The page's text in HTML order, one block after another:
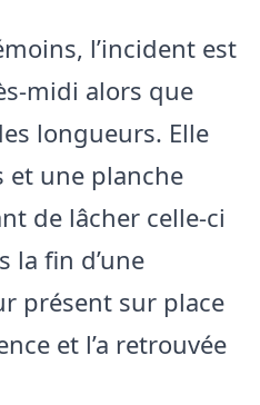
l’incident est
alors que
longueurs. Elle
et une planche
de lâcher celle-ci
la fin d’une
présent sur place
et l’a retrouvée